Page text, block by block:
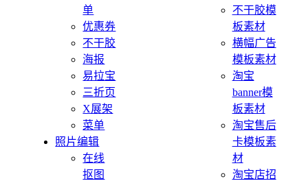
单
优惠券
不干胶
海报
易拉宝
三折页
X展架
菜单
照片编辑
在线
抠图
不干胶模
板素材
横幅广告
模板素材
淘宝
banner模
板素材
淘宝售后
卡模板素
材
淘宝店招